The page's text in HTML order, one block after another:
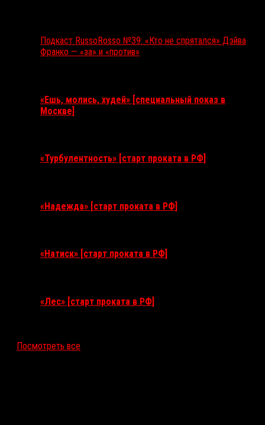
Подкаст RussoRosso №39: «Кто не спрятался» Дэйва
Франко — «за» и «против»
«Ешь, молись, худей» [специальный показ в
Москве]
«Турбулентность» [старт проката в РФ]
«Надежда» [старт проката в РФ]
«Натиск» [старт проката в РФ]
«Лес» [старт проката в РФ]
Посмотреть все